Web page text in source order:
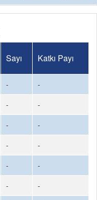
Sayı Katkı Payı
-
-
-
-
-
-
-
-
-
-
-
-